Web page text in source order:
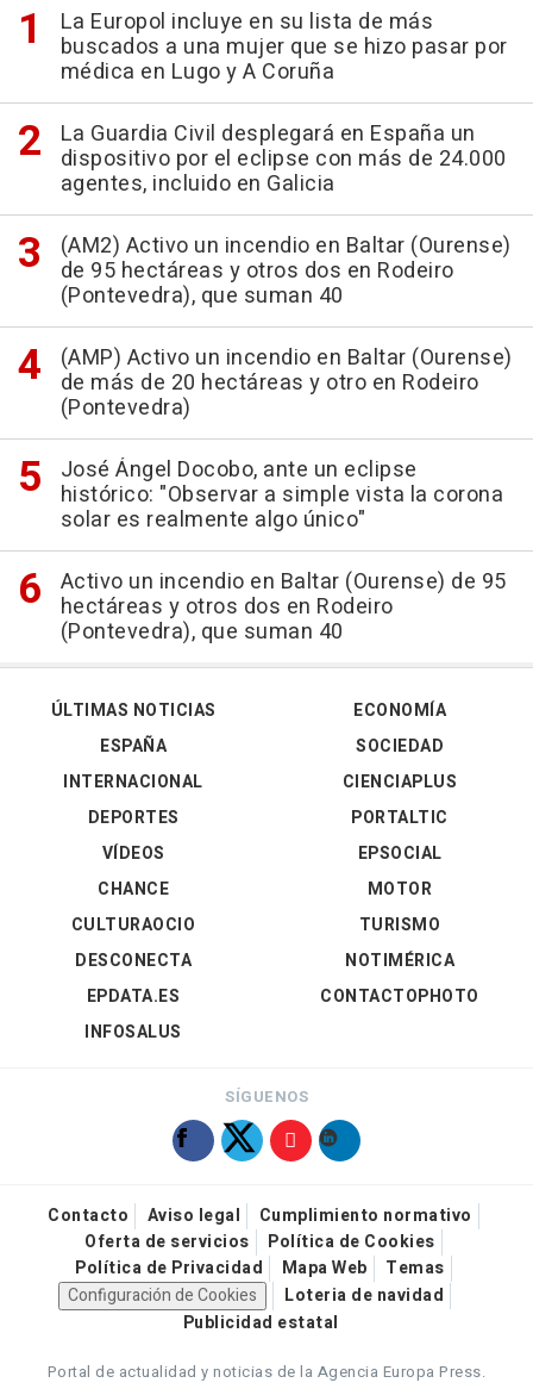
La Europol incluye en su lista de más
buscados a una mujer que se hizo pasar por
médica en Lugo y A Coruña
La Guardia Civil desplegará en España un
dispositivo por el eclipse con más de 24.000
agentes, incluido en Galicia
(AM2) Activo un incendio en Baltar (Ourense)
de 95 hectáreas y otros dos en Rodeiro
(Pontevedra), que suman 40
(AMP) Activo un incendio en Baltar (Ourense)
de más de 20 hectáreas y otro en Rodeiro
(Pontevedra)
José Ángel Docobo, ante un eclipse
histórico: "Observar a simple vista la corona
solar es realmente algo único"
Activo un incendio en Baltar (Ourense) de 95
hectáreas y otros dos en Rodeiro
(Pontevedra), que suman 40
ÚLTIMAS NOTICIAS
ESPAÑA
INTERNACIONAL
DEPORTES
VÍDEOS
ECONOMÍA
SOCIEDAD
CIENCIAPLUS
PORTALTIC
EPSOCIAL
CHANCE
CULTURAOCIO
DESCONECTA
EPDATA.ES
INFOSALUS
MOTOR
TURISMO
NOTIMÉRICA
CONTACTOPHOTO
SÍGUENOS
Contacto Aviso legal
Cumplimiento normativo
Oferta de servicios
Política de Cookies
Política de Privacidad
Mapa Web
Temas
Configuración de Cookies
Loteria de navidad
Publicidad estatal
Portal de actualidad y noticias de la Agencia Europa Press.